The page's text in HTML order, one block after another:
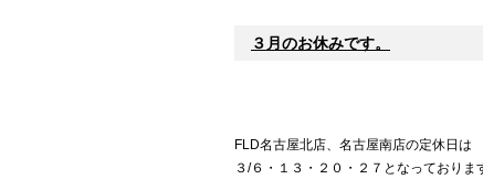
３月のお休みです。
FLD名古屋北店、名古屋南店の定休日は
３/６・１３・２０・２７となっておりま